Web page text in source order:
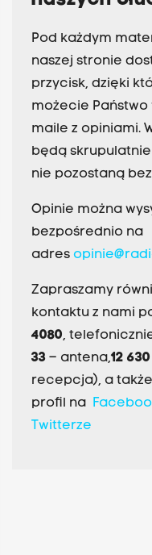
Pod każdym
naszej stronie
przycisk, dzięki
możecie Państwo
maile z opiniami.
będą
nie pozostaną
Opinie można
bezpośrednio na
adres
Zapraszamy
kontaktu z nami
4080,
33– antena,12
recepcja), a
profil na
Twitterze